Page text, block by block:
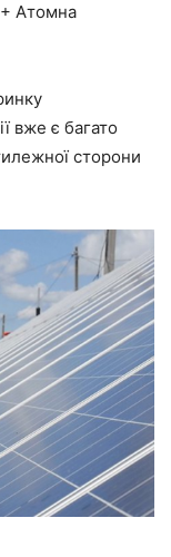
+ Атомна
вже є багато
сторони